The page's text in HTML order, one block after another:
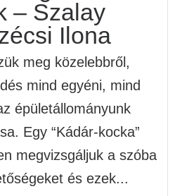
– Szalay
Ilona
meg közelebbről,
mind egyéni, mind
épületállományunk
Egy “Kádár-kocka”
megvizsgáljuk a szóba
és ezek...